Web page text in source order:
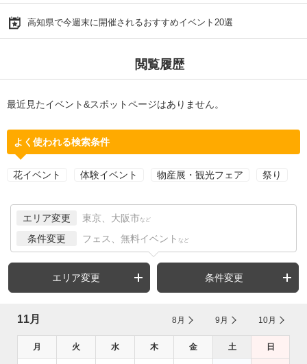
高知県で今週末に開催されるおすすめイベント20選
閲覧履歴
最近見たイベント&スポットページはありません。
よく使われる検索条件
花イベント 体験イベント 物産展・観光フェア 祭り
エリア変更 東京、大阪市 など
条件変更 フェス、無料イベント など
エリア変更 条件変更
11月 8月 9月 10月
月 火 水 木 金 土 日